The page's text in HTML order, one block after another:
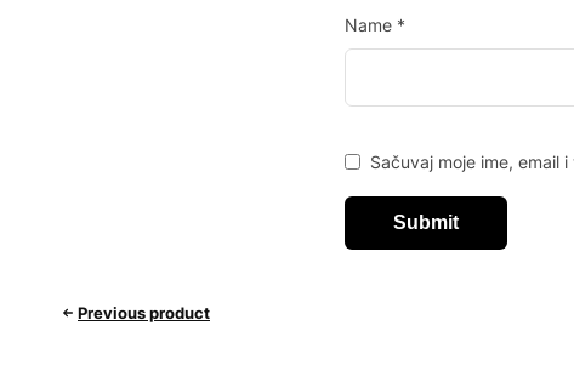
Name *
Sačuvaj moje ime, email
Previous product